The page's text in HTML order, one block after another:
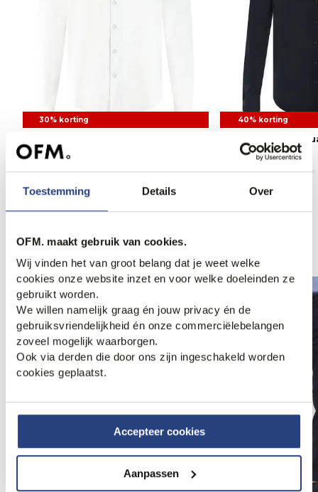
Toestemming Details Over
OFM. maakt gebruik van cookies.
Wij vinden het van groot belang dat je weet welke
cookies onze website inzet en voor welke doeleinden ze
gebruikt worden.
We willen namelijk graag én jouw privacy én de
gebruiksvriendelijkheid én onze commerciëlebelangen
zoveel mogelijk waarborgen.
Ook via derden die door ons zijn ingeschakeld worden
cookies geplaatst.
Accepteer cookies
Aanpassen
30% korting
109,95
76,95
40% korting
Blue Industry
109,95
65,95
Anderen bekeken ook